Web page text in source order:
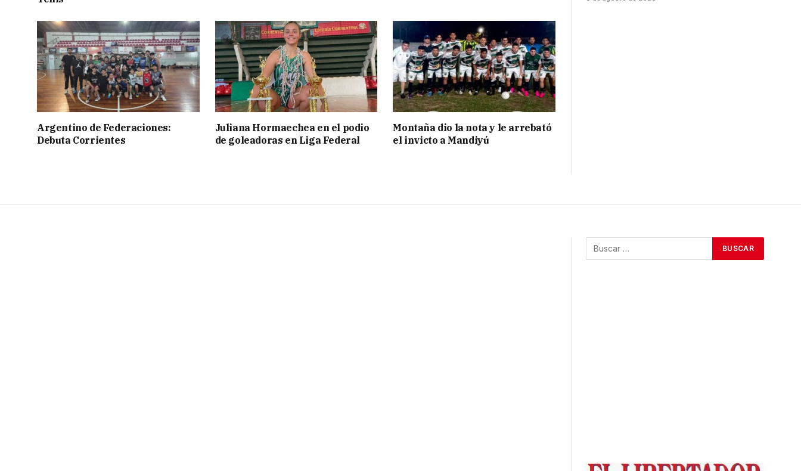
Argentino de Federaciones:
Debuta Corrientes
Juliana Hormaechea en el podio
de goleadoras en Liga Federal
Montaña dio la nota y le arrebató
el invicto a Mandiyú